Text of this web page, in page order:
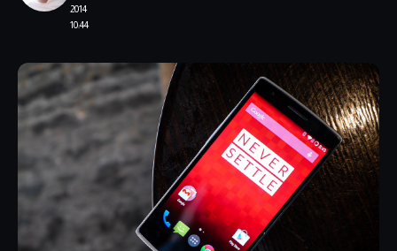
2014
10:44